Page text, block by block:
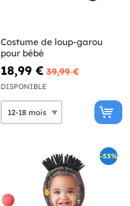
Costume de loup-garou
pour bébé
18,99 € 39,99 €
DISPONIBLE
-53%